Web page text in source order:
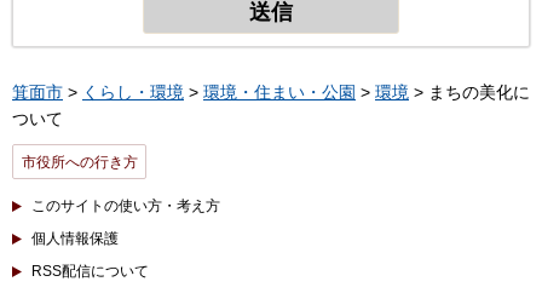
箕面市 > くらし・環境 > 環境・住まい・公園 > 環境 > まちの美化に
ついて
市役所への行き方
このサイトの使い方・考え方
個人情報保護
RSS配信について